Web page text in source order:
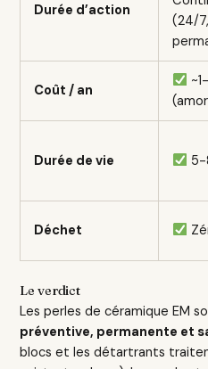
Durée d’action
(24/7,
Coût / an
Durée de vie 5-
Déchet
Le verdict
Les perles de céramique EM
préventive, permanente et
blocs et les détartrants